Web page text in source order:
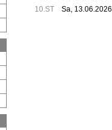
10.ST Sa, 13.06.2026